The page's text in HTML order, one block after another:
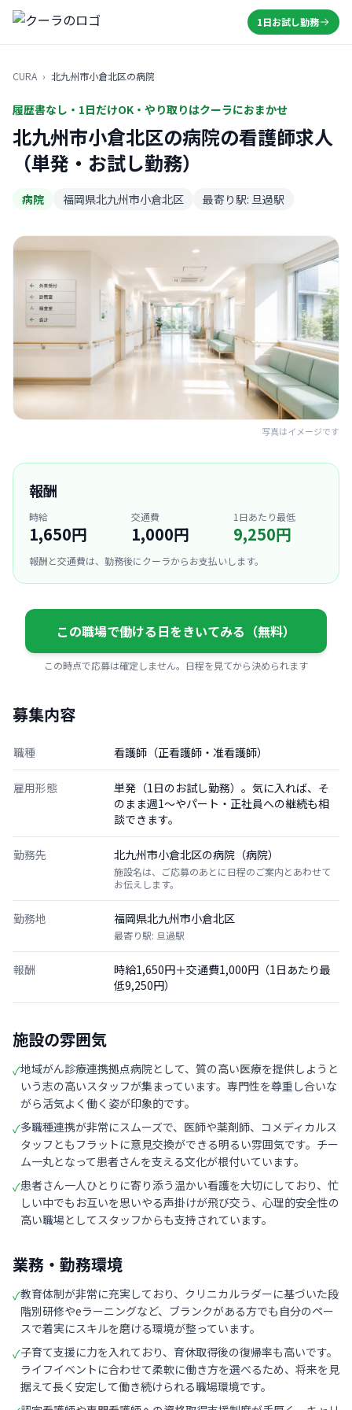
1日お試し勤務
CURA › 北九州市小倉北区の病院
履歴書なし・1日だけOK・やり取りはクーラにおまかせ
北九州市小倉北区の病院の看護師求人
（単発・お試し勤務）
病院 福岡県北九州市小倉北区 最寄り駅: 旦過駅
写真はイメージです
報酬
時給
1,650円
交通費
1,000円
1日あたり最低
9,250円
報酬と交通費は、勤務後にクーラからお支払いします。
この職場で働ける日をきいてみる（無料）
この時点で応募は確定しません。日程を見てから決められます
募集内容
職種 看護師（正看護師・准看護師）
雇用形態
単発（1日のお試し勤務）。気に入れば、そ
のまま週1〜やパート・正社員への継続も相
談できます。
勤務先 北九州市小倉北区の病院（病院）
施設名は、ご応募のあとに日程のご案内とあわせて
お伝えします。
勤務地 福岡県北九州市小倉北区
最寄り駅: 旦過駅
報酬
時給1,650円＋交通費1,000円（1日あたり最
低9,250円）
施設の雰囲気
✓地域がん診療連携拠点病院として、質の高い医療を提供しようと
いう志の高いスタッフが集まっています。専門性を尊重し合いな
がら活気よく働く姿が印象的です。
✓多職種連携が非常にスムーズで、医師や薬剤師、コメディカルス
タッフともフラットに意見交換ができる明るい雰囲気です。チー
ム一丸となって患者さんを支える文化が根付いています。
✓患者さん一人ひとりに寄り添う温かい看護を大切にしており、忙
しい中でもお互いを思いやる声掛けが飛び交う、心理的安全性の
高い職場としてスタッフからも支持されています。
業務・勤務環境
✓教育体制が非常に充実しており、クリニカルラダーに基づいた段
階別研修やeラーニングなど、ブランクがある方でも自分のペー
スで着実にスキルを磨ける環境が整っています。
✓子育て支援に力を入れており、育休取得後の復帰率も高いです。
ライフイベントに合わせて柔軟に働き方を選べるため、将来を見
据えて長く安定して働き続けられる職場環境です。